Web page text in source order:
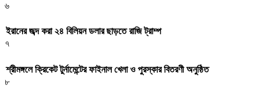
৬
ইরানের জব্দ করা ২৪ বিলিয়ন ডলার ছাড়তে রাজি ট্রাম্প
৭
শ্রীমঙ্গলে ক্রিকেট টুর্নামেন্টের ফাইনাল খেলা ও পুরস্কার বিতরণী অনুষ্ঠিত
৮